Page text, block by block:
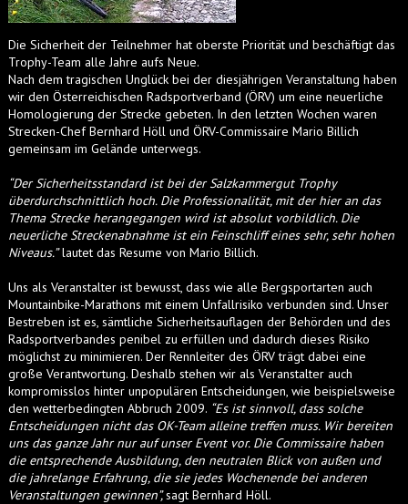
Die Sicherheit der Teilnehmer hat oberste Priorität und beschäftigt das
Trophy-Team alle Jahre aufs Neue.
Nach dem tragischen Unglück bei der diesjährigen Veranstaltung haben
wir den Österreichischen Radsportverband (ÖRV) um eine neuerliche
Homologierung der Strecke gebeten. In den letzten Wochen waren
Strecken-Chef Bernhard Höll und ÖRV-Commissaire Mario Billich
gemeinsam im Gelände unterwegs.
“Der Sicherheitsstandard ist bei der Salzkammergut Trophy
überdurchschnittlich hoch. Die Professionalität, mit der hier an das
Thema Strecke herangegangen wird ist absolut vorbildlich. Die
neuerliche Streckenabnahme ist ein Feinschliff eines sehr, sehr hohen
Niveaus.”lautet das Resume von Mario Billich.
Uns als Veranstalter ist bewusst, dass wie alle Bergsportarten auch
Mountainbike-Marathons mit einem Unfallrisiko verbunden sind. Unser
Bestreben ist es, sämtliche Sicherheitsauflagen der Behörden und des
Radsportverbandes penibel zu erfüllen und dadurch dieses Risiko
möglichst zu minimieren. Der Rennleiter des ÖRV trägt dabei eine
große Verantwortung. Deshalb stehen wir als Veranstalter auch
kompromisslos hinter unpopulären Entscheidungen, wie beispielsweise
den wetterbedingten Abbruch 2009. “Es ist sinnvoll, dass solche
Entscheidungen nicht das OK-Team alleine treffen muss. Wir bereiten
uns das ganze Jahr nur auf unser Event vor. Die Commissaire haben
die entsprechende Ausbildung, den neutralen Blick von außen und
die jahrelange Erfahrung, die sie jedes Wochenende bei anderen
Veranstaltungen gewinnen”,sagt Bernhard Höll.